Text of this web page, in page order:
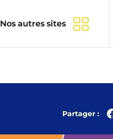
Nos autres sites
Partager :